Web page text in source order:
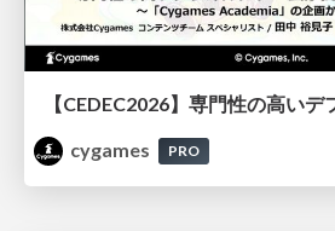
cygames
PRO